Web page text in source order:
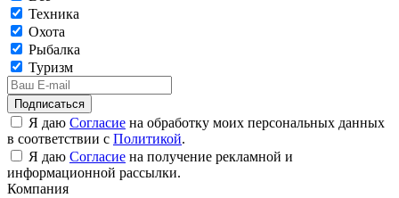
Техника
Охота
Рыбалка
Туризм
Подписаться
Я даю Согласие на обработку моих персональных данных
в соответствии с Политикой.
Я даю Согласие на получение рекламной и
информационной рассылки.
Компания